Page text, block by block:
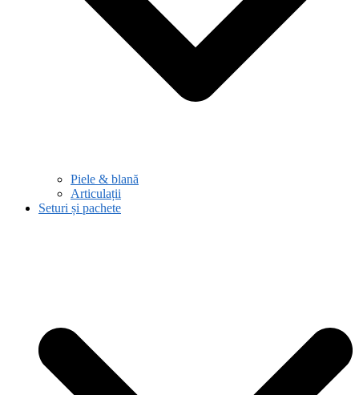
Piele & blană
Articulații
Seturi și pachete